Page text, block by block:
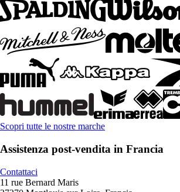
Scopri tutte le nostre marche
Assistenza post-vendita in Francia
Contattaci
11 rue Bernard Maris